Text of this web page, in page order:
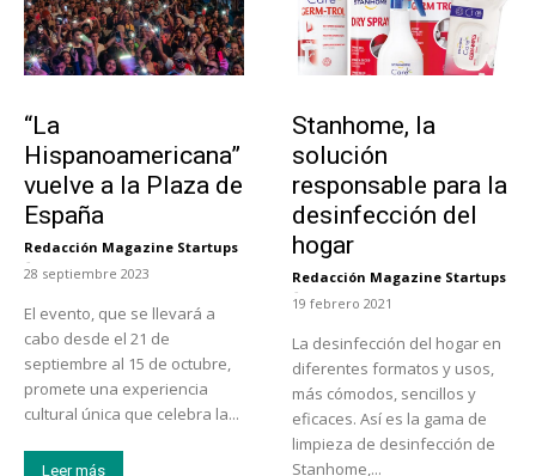
“La
Hispanoamericana”
vuelve a la Plaza de
España
Redacción Magazine Startups
-
28 septiembre 2023
El evento, que se llevará a
cabo desde el 21 de
septiembre al 15 de octubre,
promete una experiencia
cultural única que celebra la...
Leer más
Stanhome, la
solución
responsable para la
desinfección del
hogar
Redacción Magazine Startups
-
19 febrero 2021
La desinfección del hogar en
diferentes formatos y usos,
más cómodos, sencillos y
eficaces. Así es la gama de
limpieza de desinfección de
Stanhome,...